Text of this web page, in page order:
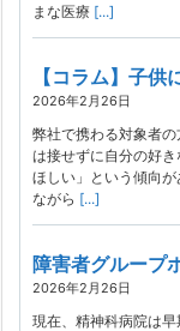
まな医療 [...]
【コラム】子
2026年2月26日
弊社で携わる対象者
は接せずに自分の好
ほしい」という傾向
ながら [...]
障害者グループ
2026年2月26日
現在、精神科病院は